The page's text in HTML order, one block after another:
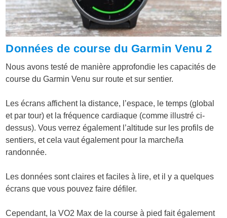
Données de course du Garmin Venu 2
Nous avons testé de manière approfondie les capacités de
course du Garmin Venu sur route et sur sentier.
Les écrans affichent la distance, l’espace, le temps (global
et par tour) et la fréquence cardiaque (comme illustré ci-
dessus). Vous verrez également l’altitude sur les profils de
sentiers, et cela vaut également pour la marche/la
randonnée.
Les données sont claires et faciles à lire, et il y a quelques
écrans que vous pouvez faire défiler.
Cependant, la VO2 Max de la course à pied fait également